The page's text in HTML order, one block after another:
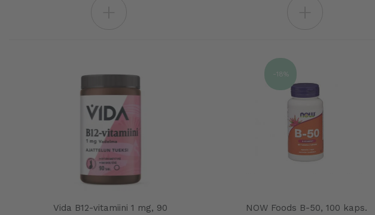
Vida B12-vitamiini 1 mg, 90
NOW Foods B-50, 100 kaps.
-18%